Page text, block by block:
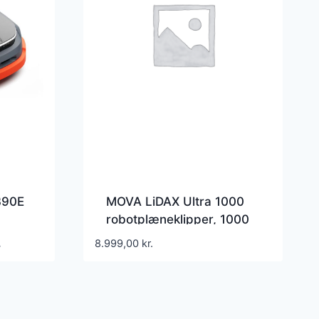
Den
MOVA LiDAX Ultra 1000
robotplæneklipper, 1000
m²
8.999,00 kr.